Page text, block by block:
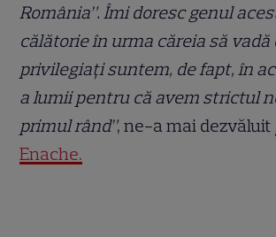
România”. Îmi doresc genul
călătorie în urma căreia să vadă
privilegiați suntem, de fapt, în
a lumii pentru că avem strictul
primul rând”, ne-a mai dezvăluit
Enache.